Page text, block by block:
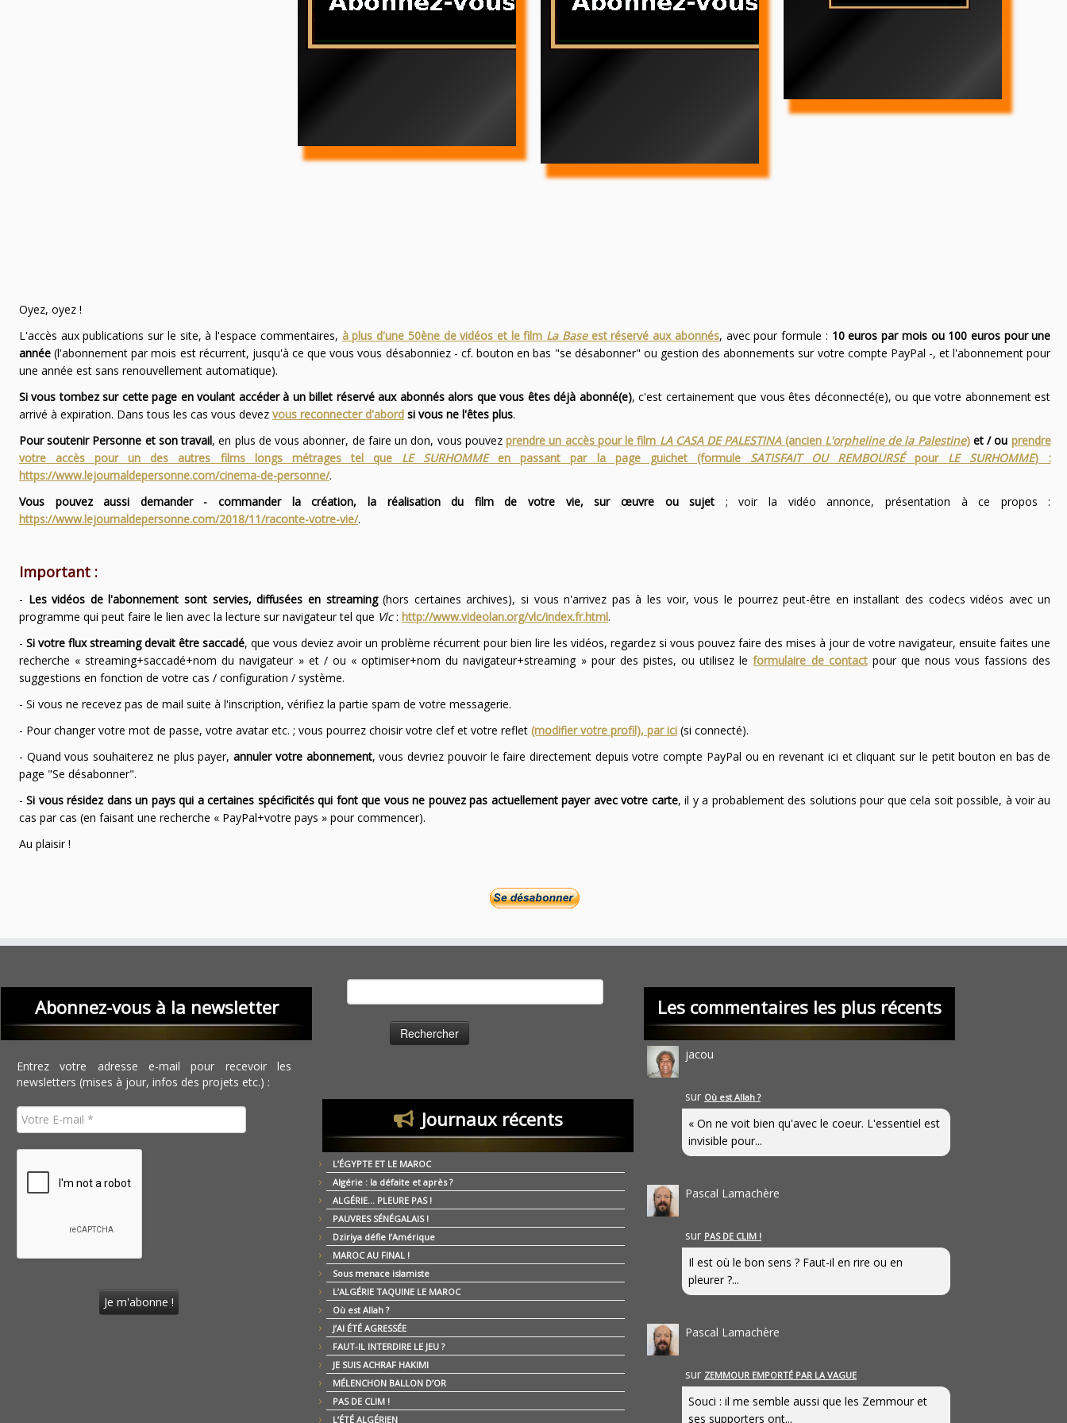
Oyez, oyez !
L'accès aux publications sur le site, à l'espace commentaires, à plus d'une 50ène de vidéos et le film La Baseest réservé aux abonnés, avec pour formule : 10 euros par mois ou 100 euros pour une
année(l'abonnement par mois est récurrent, jusqu'à ce que vous vous désabonniez - cf. bouton en bas "se désabonner" ou gestion des abonnements sur votre compte PayPal -, et l'abonnement pour
une année est sans renouvellement automatique).
Si vous tombez sur cette page en voulant accéder à un billet réservé aux abonnés alors que vous êtes déjà abonné(e), c'est certainement que vous êtes déconnecté(e), ou que votre abonnement est
arrivé à expiration. Dans tous les cas vous devez vous reconnecter d'abordsi vous ne l'êtes plus.
Pour soutenir Personne et son travail, en plus de vous abonner, de faire un don, vous pouvezprendre un accès pour le film LA CASA DE PALESTINA(ancien L'orpheline de la Palestine)et / ou prendre
votre accès pour un des autres films longs métrages tel que LE SURHOMMEen passant par la page guichet (formule SATISFAIT OU REMBOURSÉpour LE SURHOMME) :
https://www.lejournaldepersonne.com/cinema-de-personne/.
Vous pouvez aussi demander - commander la création, la réalisation du film de votre vie, sur œuvre ou sujet ; voir la vidéo annonce, présentation à ce propos :
https://www.lejournaldepersonne.com/2018/11/raconte-votre-vie/.
Important :
- Les vidéos de l'abonnement sont servies, diffusées en streaming(hors certaines archives), si vous n'arrivez pas à les voir, vous le pourrez peut-être en installant des codecs vidéos avec un
programme qui peut faire le lien avec la lecture sur navigateur tel que Vlc: http://www.videolan.org/vlc/index.fr.html.
- Si votre flux streaming devait être saccadé, que vous deviez avoir un problème récurrent pour bien lire les vidéos, regardez si vous pouvez faire des mises à jour de votre navigateur, ensuite faites une
recherche « streaming+saccadé+nom du navigateur » et / ou « optimiser+nom du navigateur+streaming » pour des pistes, ou utilisez leformulaire de contactpour que nous vous fassions des
suggestions en fonction de votre cas / configuration / système.
- Si vous ne recevez pas de mail suite à l'inscription, vérifiez la partie spam de votre messagerie.
- Pour changer votre mot de passe, votre avatar etc. ; vous pourrez choisir votre clef et votre reflet (modifier votre profil), par ici(si connecté).
- Quand vous souhaiterez ne plus payer,annuler votre abonnement, vous devriez pouvoir le faire directement depuis votre compte PayPal ou en revenant ici et cliquant sur le petit bouton en bas de
page "Se désabonner".
-Si vous résidez dans un pays qui a certaines spécificités qui font que vous ne pouvez pas actuellement payer avec votre carte, il y a probablement des solutions pour que cela soit possible, à voir au
cas par cas (en faisant une recherche « PayPal+votre pays » pour commencer).
Au plaisir !
Abonnez-vous à la newsletter
Entrez votre adresse e-mail pour recevoir les
newsletters (mises à jour, infos des projets etc.) :
Journaux récents
L’ÉGYPTE ET LE MAROC
Algérie : la défaite et après ?
ALGÉRIE… PLEURE PAS !
PAUVRES SÉNÉGALAIS !
Dziriya défie l’Amérique
MAROC AU FINAL !
Sous menace islamiste
L’ALGÉRIE TAQUINE LE MAROC
Où est Allah ?
J’AI ÉTÉ AGRESSÉE
FAUT-IL INTERDIRE LE JEU ?
JE SUIS ACHRAF HAKIMI
MÉLENCHON BALLON D’OR
PAS DE CLIM !
L’ÉTÉ ALGÉRIEN
Les commentaires les plus récents
jacou
sur Où est Allah ?
« On ne voit bien qu'avec le coeur. L'essentiel est
invisible pour...
Pascal Lamachère
sur PAS DE CLIM !
Il est où le bon sens ? Faut-il en rire ou en
pleurer ?...
Pascal Lamachère
sur ZEMMOUR EMPORTÉ PAR LA VAGUE
Souci : il me semble aussi que les Zemmour et
ses supporters ont...